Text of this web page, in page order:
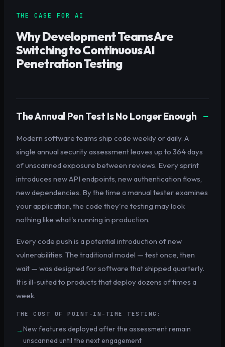
THE CASE FOR AI
Why Development Teams Are
Switching to Continuous AI
Penetration Testing
The Annual Pen Test Is No Longer Enough
Modern software teams ship code weekly or daily. A
single annual security assessment leaves up to 364 days
of unscanned exposure between reviews. Every sprint
introduces new API endpoints, new authentication flows,
new dependencies. By the time a manual tester examines
your application, the code they're testing may look
nothing like what's running in production.
Every code push is a potential introduction of new
vulnerabilities. The traditional model — test once, then
wait — was designed for software that shipped quarterly.
It is ill-suited to products that deploy dozens of times a
week.
THE COST OF POINT-IN-TIME TESTING:
→New features deployed after the assessment remain
unscanned until the next engagement